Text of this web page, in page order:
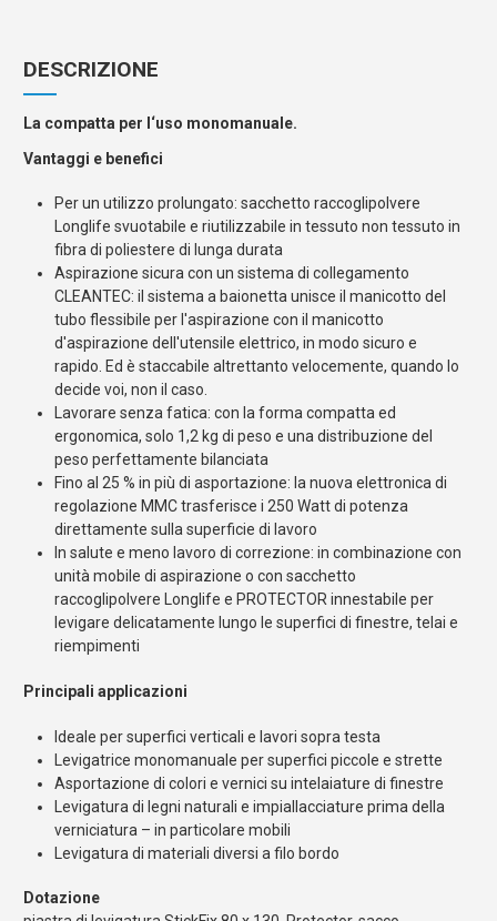
DESCRIZIONE
La compatta per l‘uso monomanuale.
Vantaggi e benefici
Per un utilizzo prolungato: sacchetto raccoglipolvere
Longlife svuotabile e riutilizzabile in tessuto non tessuto in
fibra di poliestere di lunga durata
Aspirazione sicura con un sistema di collegamento
CLEANTEC: il sistema a baionetta unisce il manicotto del
tubo flessibile per l'aspirazione con il manicotto
d'aspirazione dell'utensile elettrico, in modo sicuro e
rapido. Ed è staccabile altrettanto velocemente, quando lo
decide voi, non il caso.
Lavorare senza fatica: con la forma compatta ed
ergonomica, solo 1,2 kg di peso e una distribuzione del
peso perfettamente bilanciata
Fino al 25 % in più di asportazione: la nuova elettronica di
regolazione MMC trasferisce i 250 Watt di potenza
direttamente sulla superficie di lavoro
In salute e meno lavoro di correzione: in combinazione con
unità mobile di aspirazione o con sacchetto
raccoglipolvere Longlife e PROTECTOR innestabile per
levigare delicatamente lungo le superfici di finestre, telai e
riempimenti
Principali applicazioni
Ideale per superfici verticali e lavori sopra testa
Levigatrice monomanuale per superfici piccole e strette
Asportazione di colori e vernici su intelaiature di finestre
Levigatura di legni naturali e impiallacciature prima della
verniciatura – in particolare mobili
Levigatura di materiali diversi a filo bordo
Dotazione